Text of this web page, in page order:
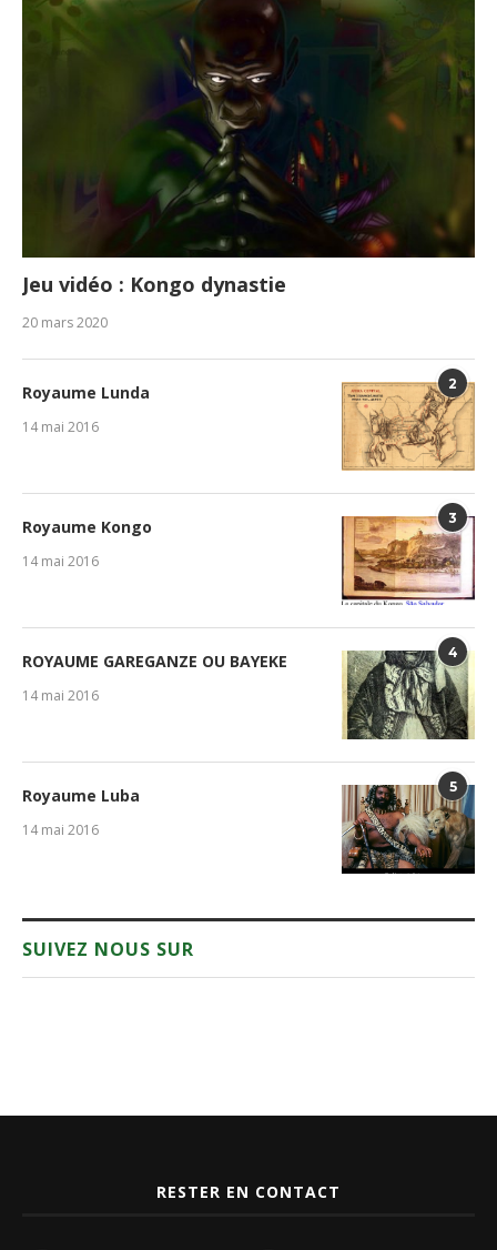
Jeu vidéo : Kongo dynastie
20 mars 2020
2
Royaume Lunda
14 mai 2016
3
Royaume Kongo
14 mai 2016
4
ROYAUME GAREGANZE OU BAYEKE
14 mai 2016
5
Royaume Luba
14 mai 2016
SUIVEZ NOUS SUR
RESTER EN CONTACT